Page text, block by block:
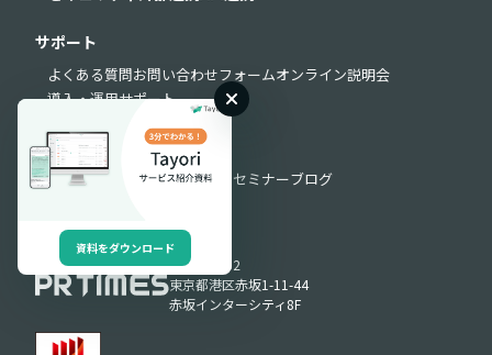
サポート
よくある質問お問い合わせフォームオンライン説明会
導入・運用サポート
お役立ち情報
お役立ち資料 動画ライブラリ セミナーブログ
Produced by
〒107-0052
東京都港区赤坂1-11-44
赤坂インターシティ8F
資料をダウンロード